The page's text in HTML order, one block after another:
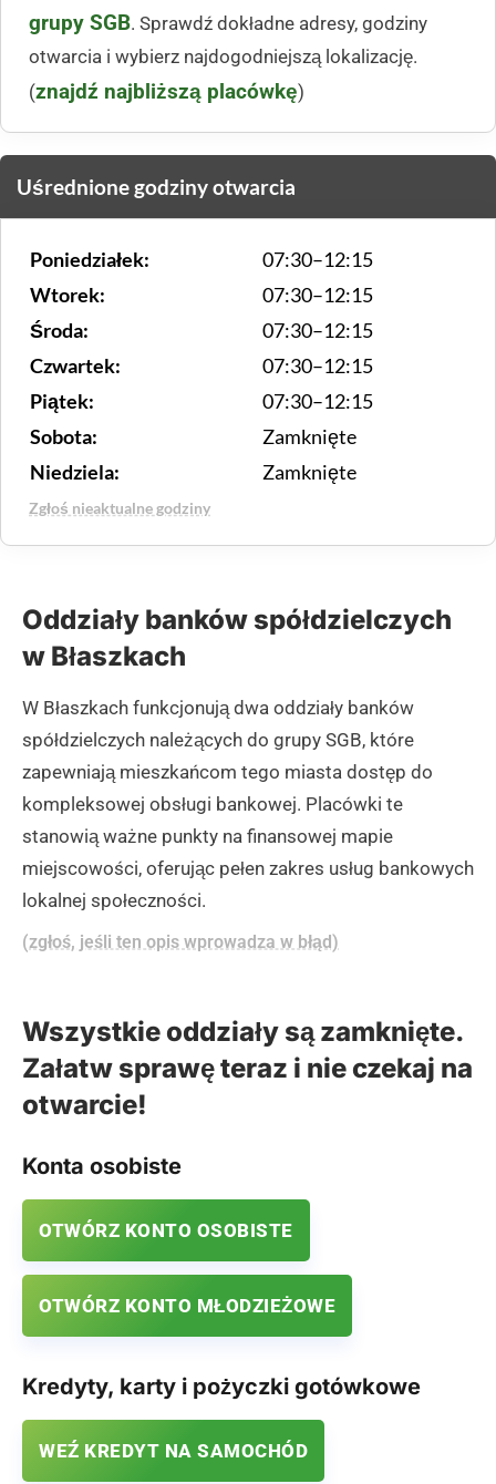
grupy SGB. Sprawdź dokładne adresy, godziny
otwarcia i wybierz najdogodniejszą lokalizację.
(znajdź najbliższą placówkę)
Uśrednione godziny otwarcia
Poniedziałek:
07:30–12:15
Wtorek:
07:30–12:15
Środa:
07:30–12:15
Czwartek:
07:30–12:15
Piątek:
07:30–12:15
Sobota:
Zamknięte
Niedziela:
Zamknięte
Zgłoś nieaktualne godziny
Oddziały banków spółdzielczych
w Błaszkach
W Błaszkach funkcjonują dwa oddziały banków
spółdzielczych należących do grupy SGB, które
zapewniają mieszkańcom tego miasta dostęp do
kompleksowej obsługi bankowej. Placówki te
stanowią ważne punkty na finansowej mapie
miejscowości, oferując pełen zakres usług bankowych
lokalnej społeczności.
(zgłoś, jeśli ten opis wprowadza w błąd)
Wszystkie oddziały są zamknięte.
Załatw sprawę teraz i nie czekaj na
otwarcie!
Konta osobiste
OTWÓRZ KONTO OSOBISTE
OTWÓRZ KONTO MŁODZIEŻOWE
Kredyty, karty i pożyczki gotówkowe
WEŹ KREDYT NA SAMOCHÓD